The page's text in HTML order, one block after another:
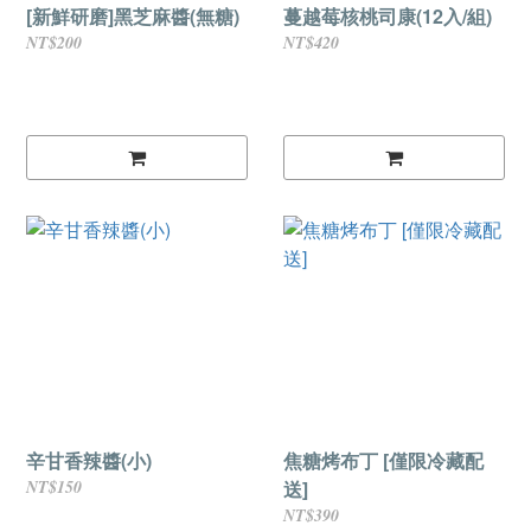
[新鮮研磨]黑芝麻醬(無糖)
NT$200
蔓越莓核桃司康(12入/組)
NT$420
辛甘香辣醬(小)
NT$150
焦糖烤布丁 [僅限冷藏配
送]
NT$390